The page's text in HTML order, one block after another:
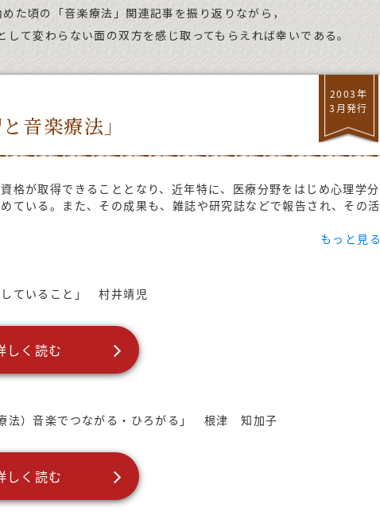
た頃の「音楽療法」関連記事を振り返りながら，
て変わらない面の双方を感じ取ってもらえれば幸いである。
2003年
3月発行
音楽療法」
格が取得できることとなり、近年特に、医療分野をはじめ心理学分
ている。また、その成果も、雑誌や研究誌などで報告され、その活
もっと見る
ていること」 村井靖児
しく読む
法）音楽でつながる・ひろがる」 根津 知加子
しく読む